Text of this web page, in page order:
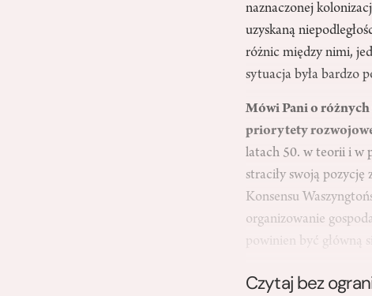
naznaczonej
uzyskaną
różnic między nimi,
sytuacja była bardzo
Mówi Pani o
priorytety
latach 50. w teorii i w
straciły swoją pozycję
Konsensu
organizowanie
powinien być główną
Czytaj bez